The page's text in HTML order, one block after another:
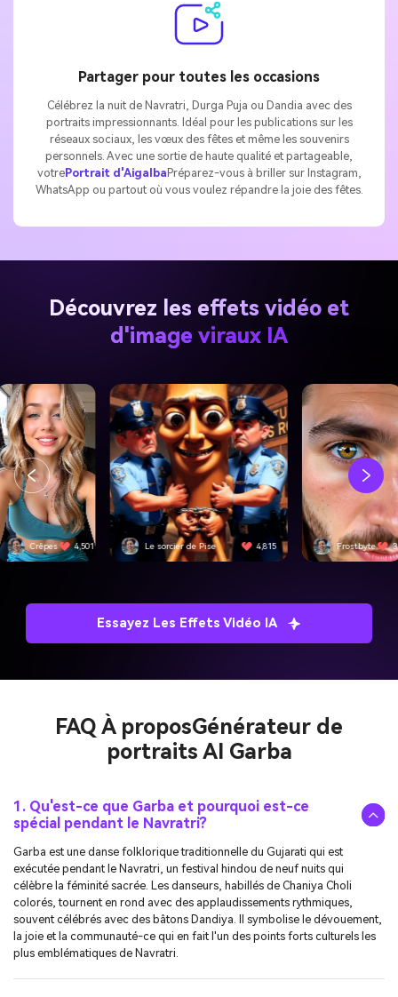
Partager pour toutes les occasions
Célébrez la nuit de Navratri, Durga Puja ou Dandia avec des
portraits impressionnants. Idéal pour les publications sur les
réseaux sociaux, les vœux des fêtes et même les souvenirs
personnels. Avec une sortie de haute qualité et partageable,
votrePortrait d'Aigalba Préparez-vous à briller sur Instagram,
WhatsApp ou partout où vous voulez répandre la joie des fêtes.
Découvrez les effets vidéo et
d'image viraux IA
Crêpes 4,501 Le sorcier de Pise 4,815 Frostbyte
Essayez Les Effets Vidéo IA
FAQ À proposGénérateur de
portraits AI Garba
1. Qu'est-ce que Garba et pourquoi est-ce
spécial pendant le Navratri?
Garba est une danse folklorique traditionnelle du Gujarati qui est
exécutée pendant le Navratri, un festival hindou de neuf nuits qui
célèbre la féminité sacrée. Les danseurs, habillés de Chaniya Choli
colorés, tournent en rond avec des applaudissements rythmiques,
souvent célébrés avec des bâtons Dandiya. Il symbolise le dévouement,
la joie et la communauté-ce qui en fait l'un des points forts culturels les
plus emblématiques de Navratri.